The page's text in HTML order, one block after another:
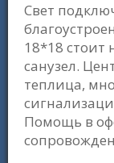
Свет
18*18 стоит
санузел.
теплица,
Помощь в